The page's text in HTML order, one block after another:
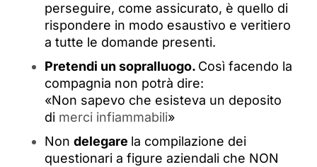
perseguire, come assicurato, è quello di
rispondere in modo esaustivo e veritiero
a tutte le domande presenti.
Pretendi un sopralluogo. Così facendo la
compagnia non potrà dire:
«Non sapevo che esisteva un deposito
di merci infiammabili»
Non delegare la compilazione dei
questionari a figure aziendali che NON